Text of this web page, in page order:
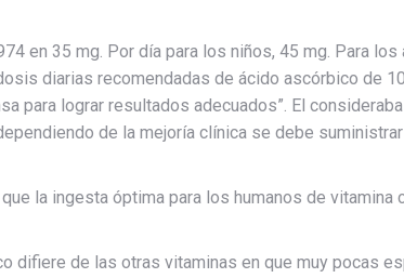
en 35 mg. Por día para los niños, 45 mg. Para los
diarias recomendadas de ácido ascórbico de
para lograr resultados adecuados”. El
de la mejoría clínica se debe
la ingesta óptima para los humanos de vitamina
difiere de las otras vitaminas en que muy pocas